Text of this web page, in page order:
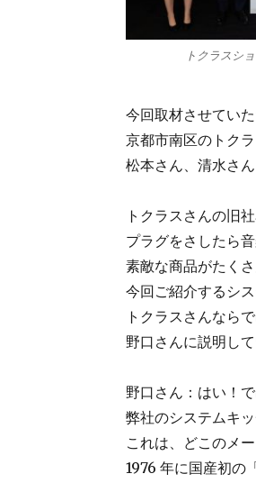
トクラスシ
今回取材させてい
京都市南区のトク
松本さん、清水さ
トクラスさんの旧
プラグをさしたら
素敵な商品がたく
今回ご紹介するシ
トクラスさんなら
野口さんに説明し
野口さん：はい！
弊社のシステムキ
これは、どこのメ
1976 年に国産初の